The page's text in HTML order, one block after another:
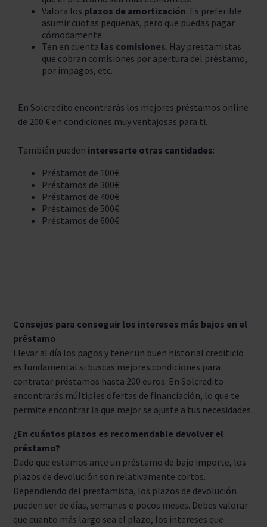
Valora los plazos de amortización. Es preferible
asumir cuotas pequeñas, pero que puedas pagar
cómodamente.
Ten en cuenta las comisiones. Hay prestamistas
que cobran comisiones por apertura del préstamo,
por impagos, etc.
En Solcredito encontrarás los mejores préstamos online
de 200 € en condiciones muy ventajosas para ti.
También pueden interesarte otras cantidades:
Préstamos de 100€
Préstamos de 300€
Préstamos de 400€
Préstamos de 500€
Préstamos de 600€
Consejos para conseguir los intereses más bajos en el
préstamo
Llevar al día los pagos y tener un buen historial crediticio
es fundamental si buscas mejores condiciones para
contratar préstamos hasta 200 euros. En Solcredito
encontrarás múltiples ofertas de financiación, lo que te
permite encontrar la que mejor se ajuste a tus necesidades.
¿En cuántos plazos es recomendable devolver el
préstamo?
Dado que estamos ante un préstamo de bajo importe, los
plazos de devolución son relativamente cortos.
Dependiendo del prestamista, los plazos de devolución
pueden ser de días, semanas o pocos meses. Debes valorar
que cuanto más largo sea el plazo, los intereses que